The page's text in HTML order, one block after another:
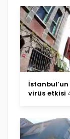
virüs etkisi